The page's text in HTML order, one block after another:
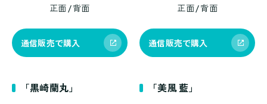
正面 / 背面
通信販売で購入
正面 / 背面
通信販売で購入
「黒崎蘭丸」 「美風 藍」